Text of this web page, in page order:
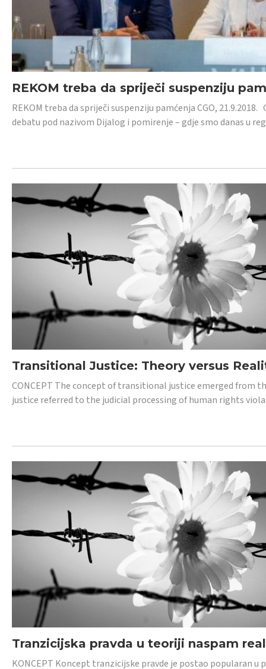
REKOM treba da spriječi suspenziju
REKOM treba da spriječi suspenziju pamćenja CGO,
debatu pod nazivom Dijalog i pomirenje – gdje smo danas u
Transitional Justice: Theory versus
CONCEPT The concept of transitional justice emerged
justice referred to the judicial processing of human rights
Tranzicijska pravda u teoriji naspam
KONCEPT Koncept tranzicijske pravde je postao popularan